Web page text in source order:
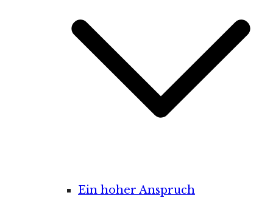
Ein hoher Anspruch